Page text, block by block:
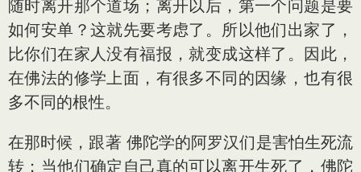
随时离开那个道场；离开以后，第一个问题是要
如何安单？这就先要考虑了。所以他们出家了，
比你们在家人没有福报，就变成这样了。因此，
在佛法的修学上面，有很多不同的因缘，也有很
多不同的根性。
在那时候，跟著 佛陀学的阿罗汉们是害怕生死流
转；当他们确定自己真的可以离开生死了，佛陀